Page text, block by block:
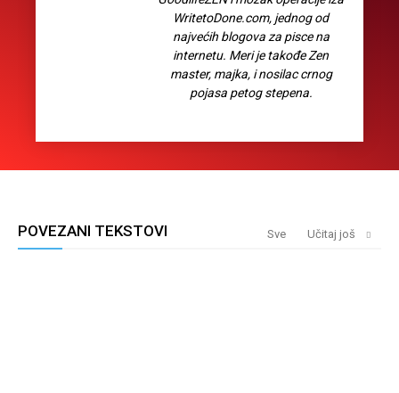
WritetoDone.com, jednog od
najvećih blogova za pisce na
internetu. Meri je takođe Zen
master, majka, i nosilac crnog
pojasa petog stepena.
POVEZANI TEKSTOVI Sve Učitaj još